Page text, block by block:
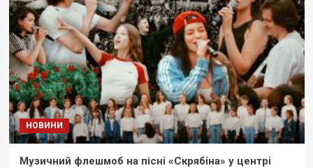
НОВИНИ
Музичний флешмоб на пісні «Скрябіна» у центрі